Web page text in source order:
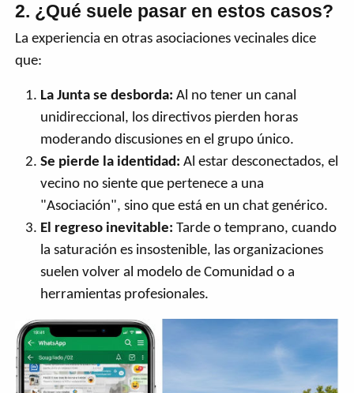
2. ¿Qué suele pasar en estos casos?
La experiencia en otras asociaciones vecinales dice
que:
La Junta se desborda: Al no tener un canal
unidireccional, los directivos pierden horas
moderando discusiones en el grupo único.
Se pierde la identidad: Al estar desconectados, el
vecino no siente que pertenece a una
"Asociación", sino que está en un chat genérico.
El regreso inevitable: Tarde o temprano, cuando
la saturación es insostenible, las organizaciones
suelen volver al modelo de Comunidad o a
herramientas profesionales.